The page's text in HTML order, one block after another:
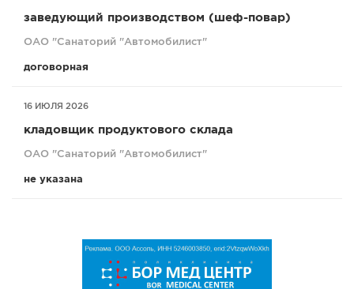
заведующий производством (шеф-повар)
ОАО "Санаторий "Автомобилист"
договорная
16 ИЮЛЯ 2026
кладовщик продуктового склада
ОАО "Санаторий "Автомобилист"
не указана